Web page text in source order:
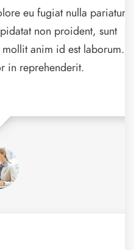
eu fugiat nulla pariatur
non proident, sunt
anim id est laborum.
in reprehenderit.